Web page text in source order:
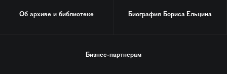
Об архиве и библиотеке Биография Бориса Ельцина
Бизнес-партнерам